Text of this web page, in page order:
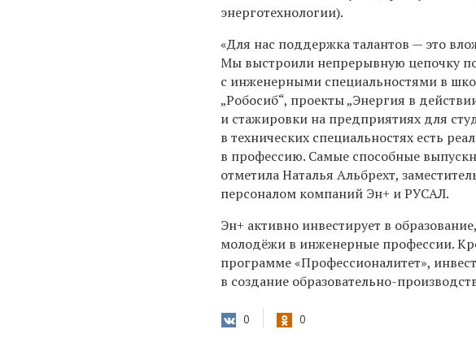
энерготехнологии).
«Для нас поддержка талантов — это
Мы выстроили непрерывную цепочку
с инженерными специальностями в
„Робосиб“, проекты „Энергия в
и стажировки на предприятиях для
в технических специальностях есть
в профессию. Самые способные
отметила Наталья Альбрехт,
персоналом компаний Эн+ и РУСАЛ.
Эн+ активно инвестирует в
молодёжи в инженерные профессии.
программе «Профессионалитет»,
в создание образовательно-
0 0